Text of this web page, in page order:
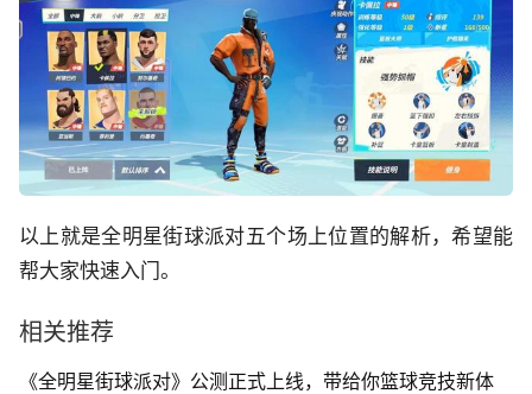
以上就是全明星街球派对五个场上位置的解析，希望能
帮大家快速入门。
相关推荐
《全明星街球派对》公测正式上线，带给你篮球竞技新体